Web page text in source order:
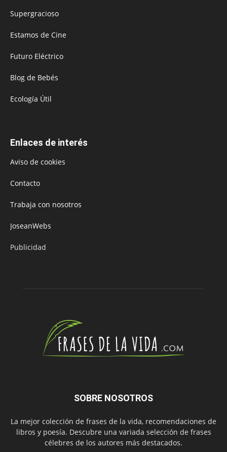
Supergracioso
Estamos de Cine
Futuro Eléctrico
Blog de Bebés
Ecología Útil
Enlaces de interés
Aviso de cookies
Contacto
Trabaja con nosotros
JoseanWebs
Publicidad
SOBRE NOSOTROS
La mejor colección de frases de la vida, recomendaciones de
libros y poesía. Descubre una variada selección de frases
célebres de los autores más destacados.